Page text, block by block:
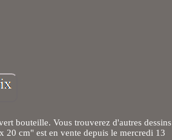
bouteille. Vous trouverez d'autres dessins
cm" est en vente depuis le mercredi 13